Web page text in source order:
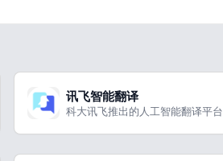
讯飞智能翻译
科大讯飞推出的人工智能翻译平台